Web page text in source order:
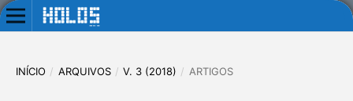
INÍCIO / ARQUIVOS / V. 3 (2018) / ARTIGOS